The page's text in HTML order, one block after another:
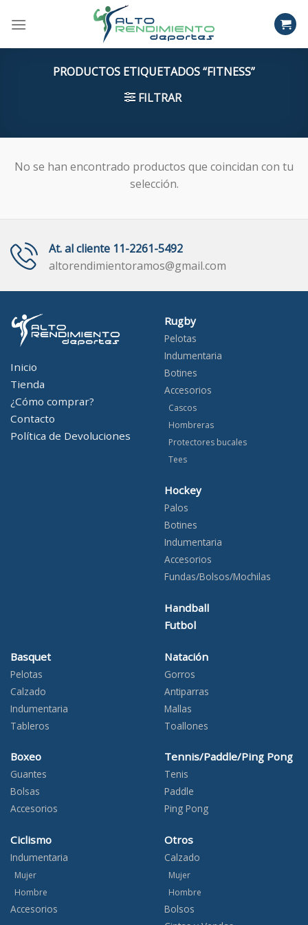
PRODUCTOS ETIQUETADOS “FITNESS”
FILTRAR
No se han encontrado productos que coincidan con tu
selección.
At. al cliente 11-2261-5492
altorendimientoramos@gmail.com
Inicio
Tienda
¿Cómo comprar?
Contacto
Política de Devoluciones
Rugby
Pelotas
Indumentaria
Botines
Accesorios
Cascos
Hombreras
Protectores bucales
Tees
Hockey
Palos
Botines
Indumentaria
Accesorios
Fundas/Bolsos/Mochilas
Handball
Futbol
Basquet
Pelotas
Calzado
Indumentaria
Tableros
Boxeo
Guantes
Bolsas
Accesorios
Ciclismo
Indumentaria
Mujer
Hombre
Accesorios
Natación
Gorros
Antiparras
Mallas
Toallones
Tennis/Paddle/Ping Pong
Tenis
Paddle
Ping Pong
Otros
Calzado
Mujer
Hombre
Bolsos